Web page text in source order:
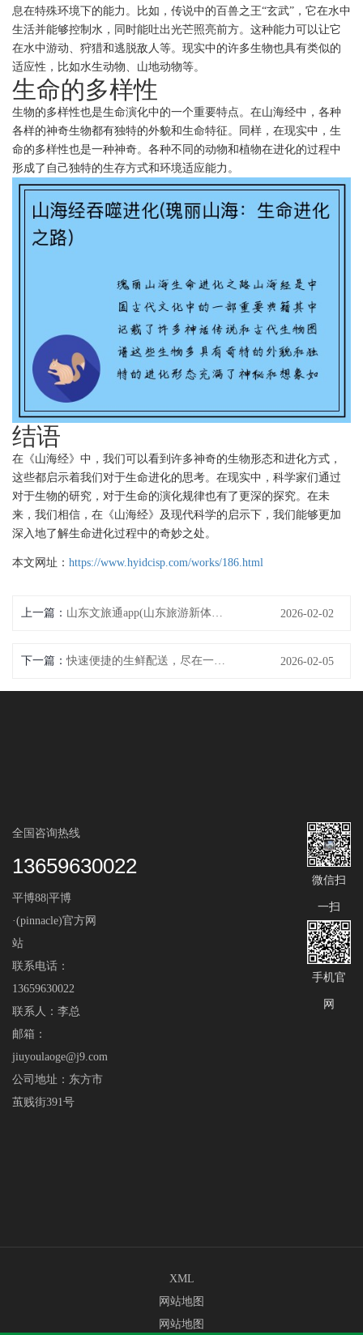
息在特殊环境下的能力。比如，传说中的百兽之王“玄武”，它在水中
生活并能够控制水，同时能吐出光芒照亮前方。这种能力可以让它
在水中游动、狩猎和逃脱敌人等。现实中的许多生物也具有类似的
适应性，比如水生动物、山地动物等。
生命的多样性
生物的多样性也是生命演化中的一个重要特点。在山海经中，各种
各样的神奇生物都有独特的外貌和生命特征。同样，在现实中，生
命的多样性也是一种神奇。各种不同的动物和植物在进化的过程中
形成了自己独特的生存方式和环境适应能力。
结语
在《山海经》中，我们可以看到许多神奇的生物形态和进化方式，
这些都启示着我们对于生命进化的思考。在现实中，科学家们通过
对于生物的研究，对于生命的演化规律也有了更深的探究。在未
来，我们相信，在《山海经》及现代科学的启示下，我们能够更加
深入地了解生命进化过程中的奇妙之处。
本文网址： https://www.hyidcisp.com/works/186.html
上一篇： 2026-02-02
下一篇： 2026-02-05
全国咨询热线
13659630022
平博88|平博
·(pinnacle)官方网
站
联系电话：
13659630022
联系人：李总
邮箱：
jiuyoulaoge@j9.com
公司地址：东方市
茧贱街391号
微信扫
一扫
手机官
网
XML
网站地图
网站地图